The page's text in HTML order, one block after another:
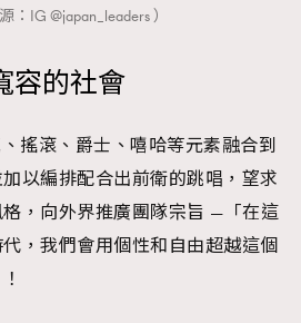
：IG @japan_leaders ）
容的社會
搖滾、爵士、嘻哈等元素融合到
以編排配合出前衛的跳唱，望求
，向外界推廣團隊宗旨 —「在這
，我們會用個性和自由超越這個